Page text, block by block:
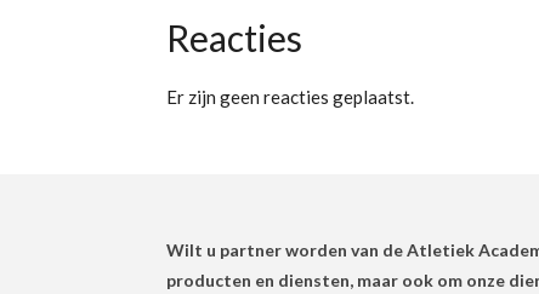
Reacties
Er zijn geen reacties geplaatst.
Wilt u partner worden van de Atletiek
producten en diensten, maar ook om onze